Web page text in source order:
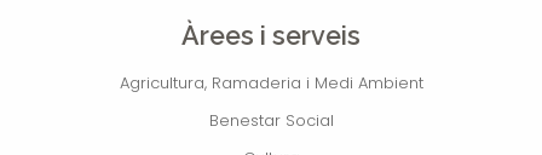
Àrees i serveis
Agricultura, Ramaderia i Medi Ambient
Benestar Social